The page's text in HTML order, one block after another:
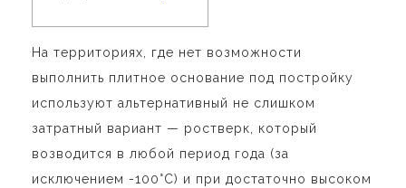
На территориях, где нет возможности
выполнить плитное основание под постройку
используют альтернативный не слишком
затратный вариант — ростверк, который
возводится в любой период года (за
исключением -100°С) и при достаточно высоком